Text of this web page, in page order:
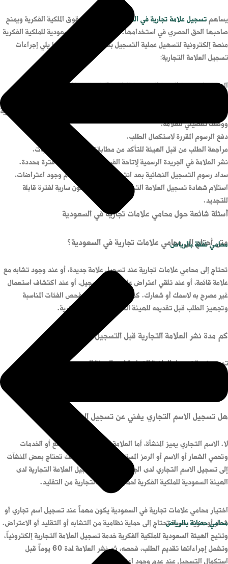
محامي نفقة بالرياض
محامي حضانة بالرياض
يساهمتسجيل علامة تجارية في السعودية
في حماية حقوق الملكية الفكرية ويمنح
صاحبها الحق الحصري في استخدامها. كما توفر الهيئة السعودية للملكية الفكرية
منصة إلكترونية لتسهيل عملية التسجيل بخطوات واضحة. فيما يلي إجراءات
تسجيل العلامة التجارية:
الدخول إلى منصة الهيئة السعودية للملكية الفكرية وإنشاء حساب أو تسجيل
تقديم طلب تسجيل العلامة عبر تعبئة البيانات المطلوبة مثل صورة العلامة التجارية
ووصف تفصيلي للعلامة.
دفع الرسوم المقررة لاستكمال الطلب.
مراجعة الطلب من قبل الهيئة للتأكد من مطابقته للشروط والمتطلبات.
نشر العلامة في الجريدة الرسمية لإتاحة الفرصة للاعتراض خلال فترة محددة.
سداد رسوم التسجيل النهائية بعد انتهاء فترة النشر وعدم وجود اعتراضات.
استلام شهادة تسجيل العلامة التجارية إلكترونياً وتكون سارية لفترة قابلة
للتجديد.
أسئلة شائعة حول محامي علامات تجارية في السعودية
متى أحتاج إلى محامي علامات تجارية في السعودية؟
تحتاج إلى محامي علامات تجارية عند تسجيل علامة جديدة، أو عند وجود تشابه مع
علامة قائمة، أو عند تلقي اعتراض على طلب التسجيل، أو عند اكتشاف استعمال
غير مصرح به لاسمك أو شعارك. كما يفيد المحامي في فحص الفئات المناسبة
وتجهيز الطلب قبل تقديمه للهيئة السعودية للملكية الفكرية.
كم مدة نشر العلامة التجارية قبل التسجيل؟
توضح خدمة تسجيل العلامة التجارية لدى الهيئة السعودية للملكية الفكرية أن
التسجيل بعد انتهاء مرحلة النشر دون اعتراض مقدم.
هل تسجيل الاسم التجاري يغني عن تسجيل العلامة التجارية؟
لا. الاسم التجاري يميز المنشأة، أما العلامة التجارية فتميّز السلع أو الخدمات
وتحمي الشعار أو الاسم أو الرمز المستخدم في السوق. لذلك تحتاج بعض المنشآت
إلى تسجيل الاسم التجاري لدى الجهة المختصة، وتسجيل العلامة التجارية لدى
الهيئة السعودية للملكية الفكرية لحماية الهوية التجارية من التقليد.
اختيار محامي علامات تجارية في السعودية يكون مهماً عند تسجيل اسم تجاري أو
شعار أو هوية بصرية تحتاج إلى حماية نظامية من التشابه أو التقليد أو الاعتراض.
وتتيح الهيئة السعودية للملكية الفكرية خدمة تسجيل العلامة التجارية إلكترونياً،
وتشمل إجراءاتها تقديم الطلب، فحصه، ثم نشر العلامة لمدة 60 يوماً قبل